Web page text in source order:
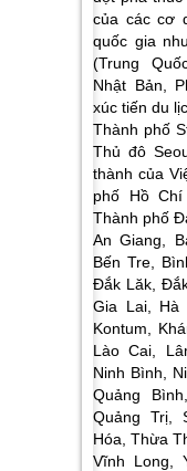
của các cơ
quốc gia
(Trung
Nhật Bản,
xúc tiến du
Thành phố
Thủ đô
thành của
phố Hồ
Thành phố
An Giang,
Bến Tre,
Đắk Lăk,
Gia Lai, Hà
Kontum,
Lào Cai,
Ninh Bình,
Quảng
Quảng Trị,
Hóa, Thừa
Vĩnh Long,